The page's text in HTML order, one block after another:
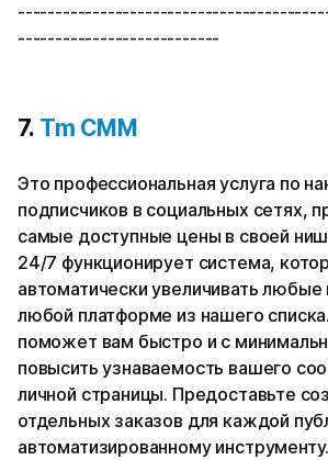
---------------------------
7. Tm СММ
Это профессиональная услуга по
подписчиков в социальных сетях,
самые доступные цены в своей
24/7 функционирует система,
автоматически увеличивать любые
любой платформе из нашего
поможет вам быстро и с
повысить узнаваемость вашего
личной страницы. Предоставьте
отдельных заказов для каждой
автоматизированному